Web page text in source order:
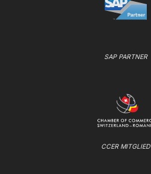
SAP PARTNER
CCER MITGLIED